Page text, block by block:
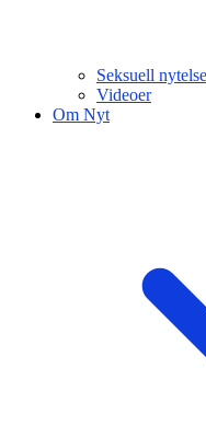
Seksuell
Videoer
Om Nyt